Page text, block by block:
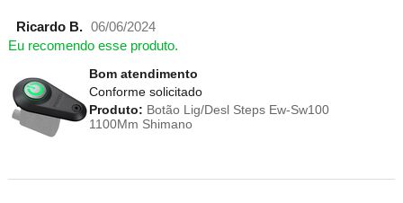
Ricardo B. 06/06/2024
Eu recomendo esse produto.
Bom atendimento
Conforme solicitado
Produto: Botão Lig/Desl Steps Ew-Sw100
1100Mm Shimano